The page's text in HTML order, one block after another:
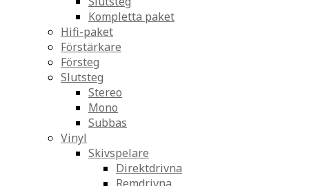
Kompletta paket
Hifi-paket
Förstärkare
Försteg
Slutsteg
Stereo
Mono
Subbas
Vinyl
Skivspelare
Direktdrivna